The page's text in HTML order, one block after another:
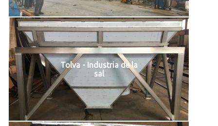
Tolva - Industria de la
sal